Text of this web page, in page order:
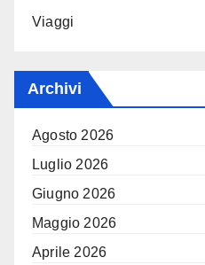
Viaggi
Archivi
Agosto 2026
Luglio 2026
Giugno 2026
Maggio 2026
Aprile 2026